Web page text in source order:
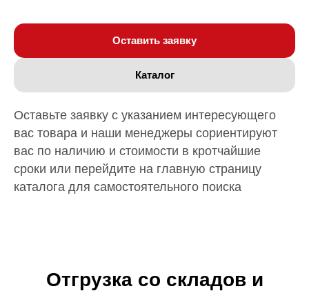
Оставить заявку
Каталог
Оставьте заявку с указанием интересующего
вас товара и наши менеджеры сориентируют
вас по наличию и стоимости в кротчайшие
сроки или перейдите на главную страницу
каталога для самостоятельного поиска
Отгрузка со складов и